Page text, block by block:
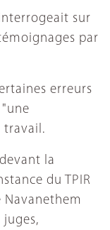
sur
par
erreurs
travail.
la
du TPIR
Navanethem